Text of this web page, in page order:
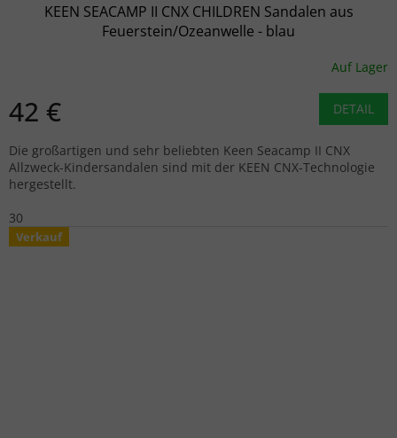
KEEN SEACAMP II CNX CHILDREN Sandalen aus
Feuerstein/Ozeanwelle - blau
Auf Lager
42 € DETAIL
Die großartigen und sehr beliebten Keen Seacamp II CNX
Allzweck-Kindersandalen sind mit der KEEN CNX-Technologie
hergestellt.
30
Verkauf